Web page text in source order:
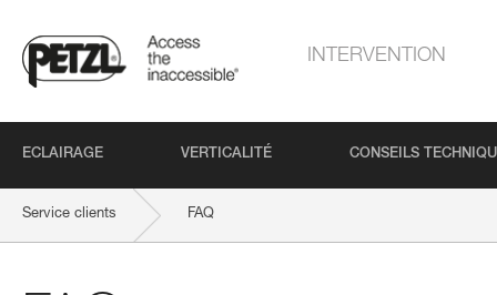
INTERVENTION
ECLAIRAGE VERTICALITÉ CONSEILS
Service clients FAQ